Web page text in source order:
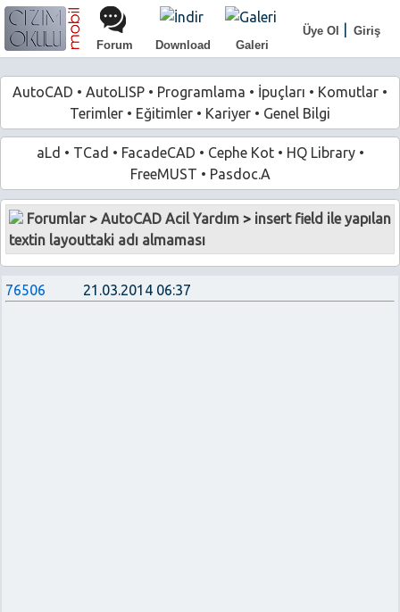
Üye Ol
Giriş
Forum
Download Galeri
AutoCAD • AutoLISP • Programlama • İpuçları • Komutlar •
Terimler • Eğitimler • Kariyer • Genel Bilgi
aLd • TCad • FacadeCAD • Cephe Kot• HQ Library•
FreeMUST • Pasdoc.A
Forumlar>AutoCAD Acil Yardım > insert field ile yapılan
textin layouttaki adı almaması
76506 21.03.2014 06:37